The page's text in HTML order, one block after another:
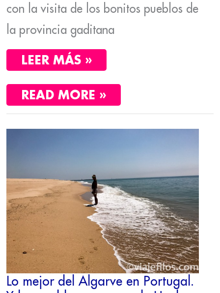
con la visita de los bonitos pueblos de
la provincia gaditana
LEER MÁS »
READ MORE »
Lo mejor del Algarve en Portugal.
LO
EN
PORTUGAL.
Y
LOS
PUEBLOS
CERCANOS
DE
HUELVA